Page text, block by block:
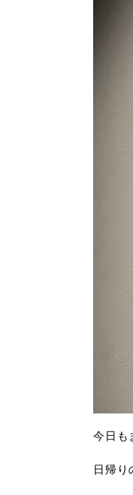
今日も
日帰り